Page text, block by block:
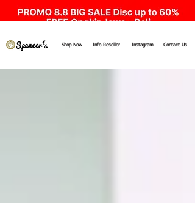
Shop Now Info Reseller Instagram Contact Us